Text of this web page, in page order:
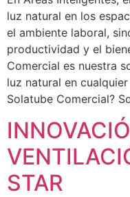
luz natural en los
el ambiente laboral,
productividad y el
Comercial es nuestra
luz natural en
Solatube Comercial?
STAR